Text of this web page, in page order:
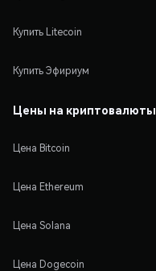
Купить Litecoin
Купить Эфириум
Цены на криптовалюты
Цена Bitcoin
Цена Ethereum
Цена Solana
Цена Dogecoin